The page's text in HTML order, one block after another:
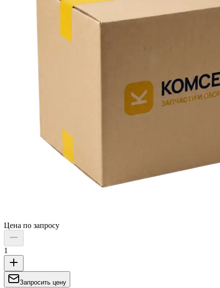
Цена по запросу
1
Запросить цену